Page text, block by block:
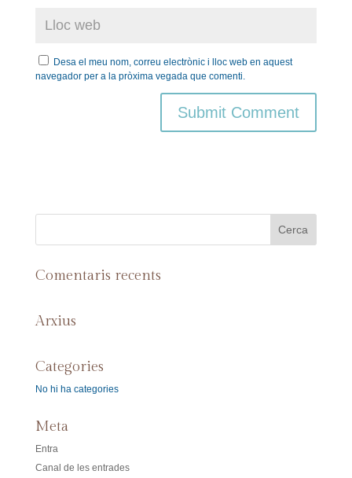
Desa el meu nom, correu electrònic i lloc web en aquest
navegador per a la pròxima vegada que comenti.
Comentaris recents
Arxius
Categories
No hi ha categories
Meta
Entra
Canal de les entrades